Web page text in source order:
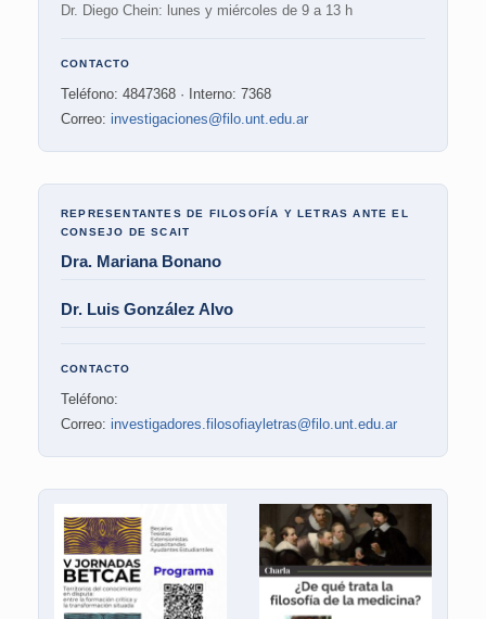
Dr. Diego Chein: lunes y miércoles de 9 a 13 h
CONTACTO
Teléfono: 4847368 · Interno: 7368
Correo: investigaciones@filo.unt.edu.ar
REPRESENTANTES DE FILOSOFÍA Y LETRAS ANTE EL
CONSEJO DE SCAIT
Dra. Mariana Bonano
Dr. Luis González Alvo
CONTACTO
Teléfono:
Correo: investigadores.filosofiayletras@filo.unt.edu.ar